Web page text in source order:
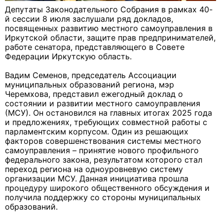
Депутаты Законодательного Собрания в рамках 40-
й сессии 8 июля заслушали ряд докладов,
посвященных развитию местного самоуправления в
Иркутской области, защите прав предпринимателей,
работе сенатора, представляющего в Совете
Федерации Иркутскую область.
Вадим Семенов, председатель Ассоциации
муниципальных образований региона, мэр
Черемхова, представил ежегодный доклад о
состоянии и развитии местного самоуправления
(МСУ). Он остановился на главных итогах 2025 года
и предложениях, требующих совместной работы с
парламентским корпусом. Один из решающих
факторов совершенствования системы местного
самоуправления – принятие нового профильного
федерального закона, результатом которого стал
переход региона на одноуровневую систему
организации МСУ. Данная инициатива прошла
процедуру широкого общественного обсуждения и
получила поддержку со стороны муниципальных
образований.